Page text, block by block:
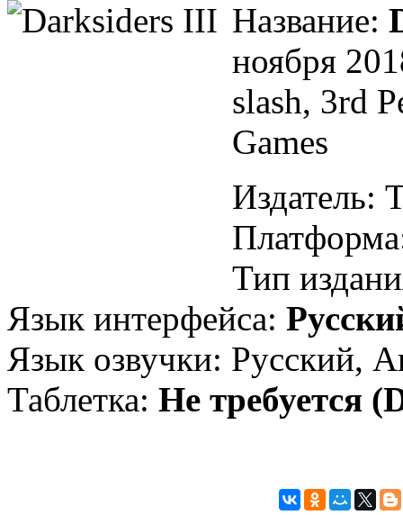
Название:
ноября
slash, 3rd
Games
Издатель:
Тип
Язык интерфейса:
Язык озвучки: Русский,
Таблетка: Не требуется